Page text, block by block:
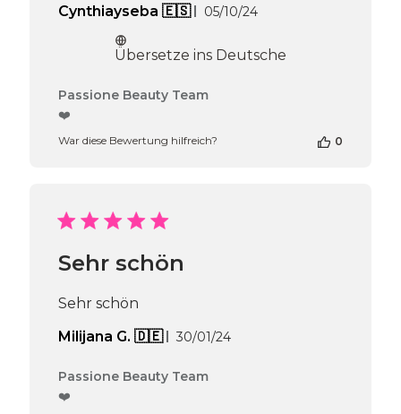
Cynthiayseba 🇪🇸
05/10/24
Übersetze ins Deutsche
Kommentare
Inhabers
2024
Passione Beauty Team
❤️
War diese Bewertung hilfreich? 0
Sehr schön
Sehr schön
Milijana G. 🇩🇪
Veröffentlichungsdatum
30/01/24
Kommentare
Passione Beauty Team
❤️